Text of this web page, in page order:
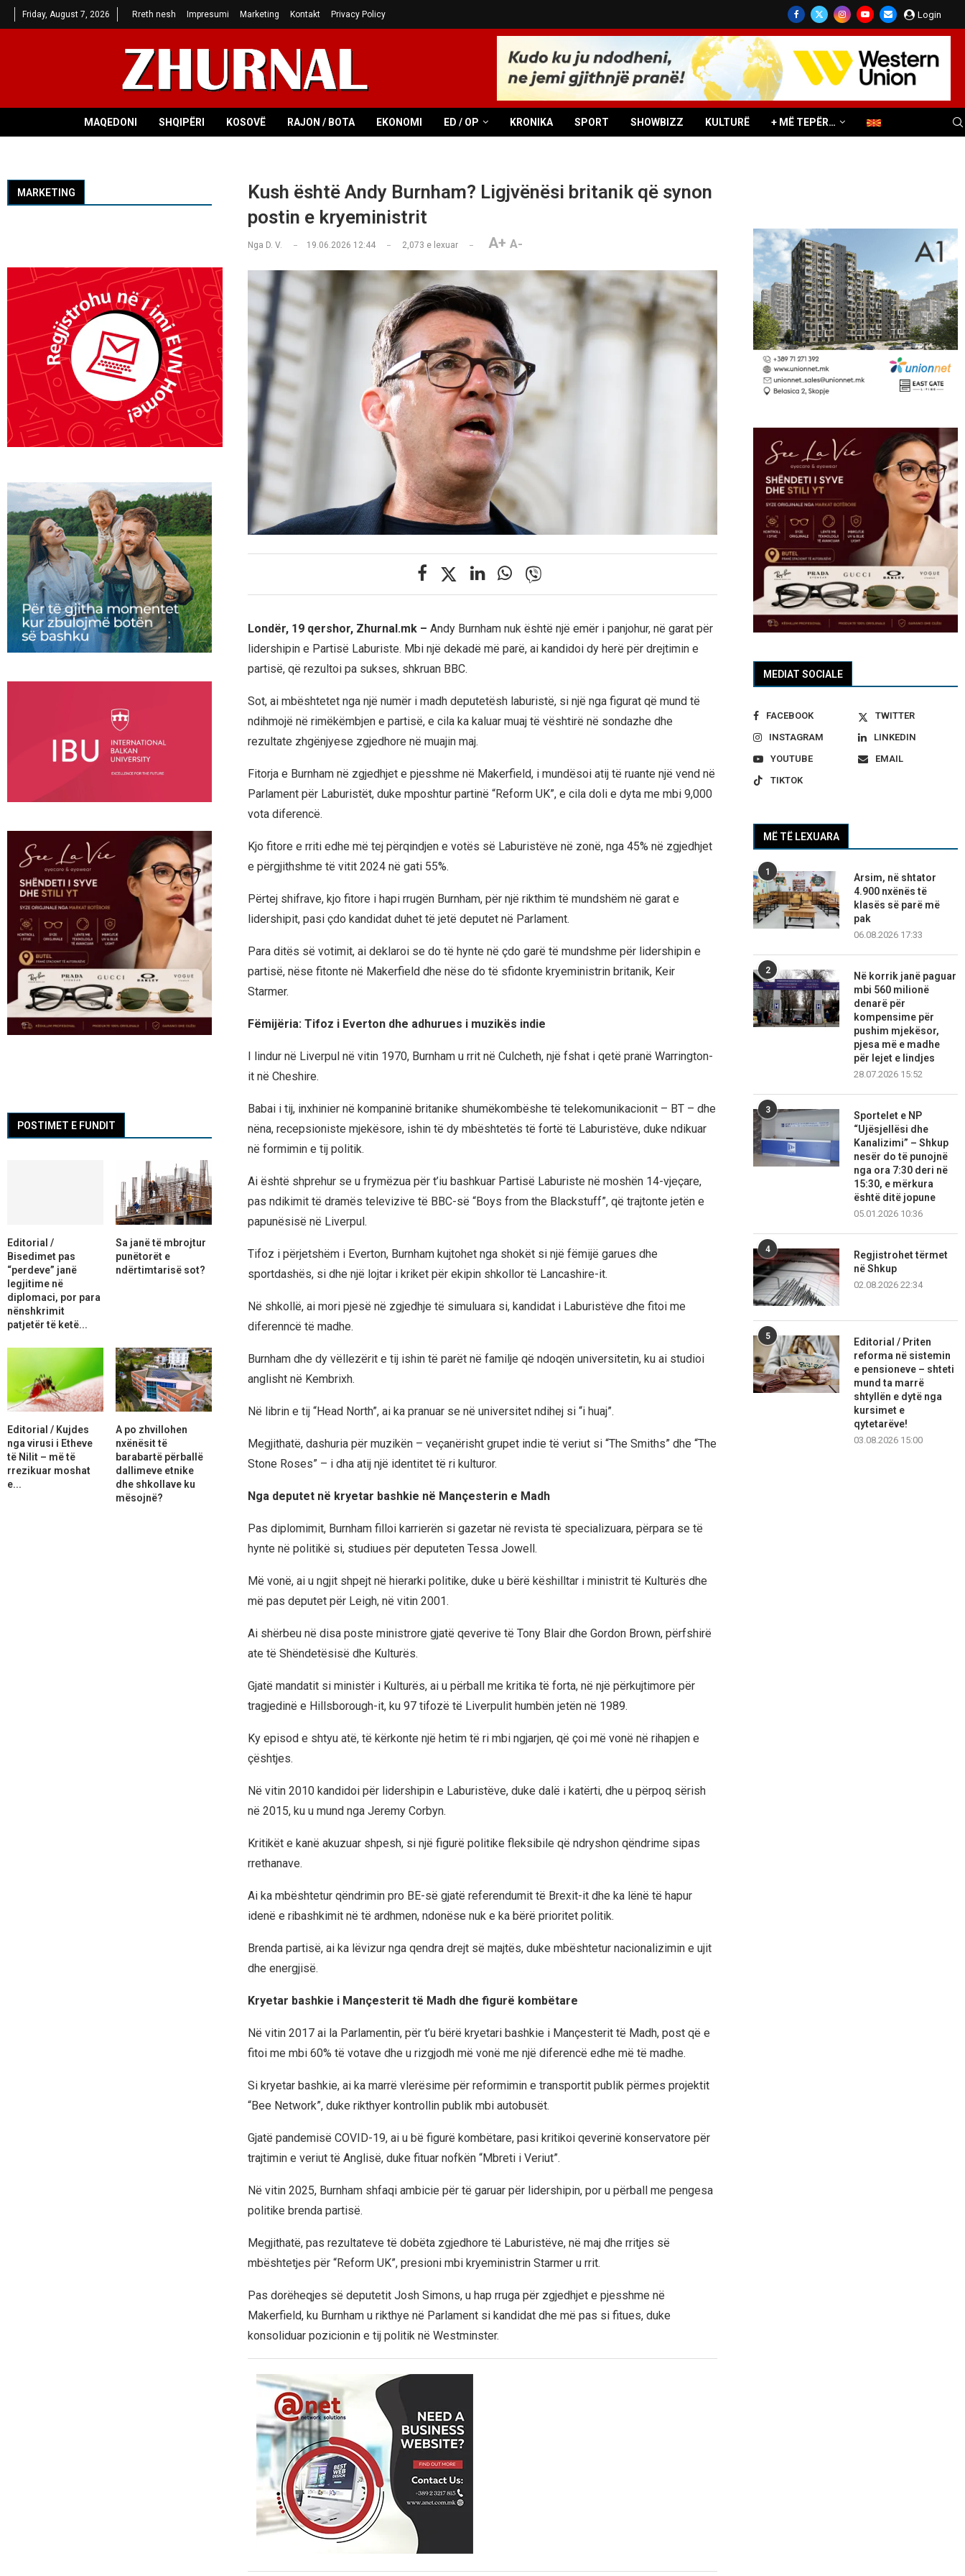
Friday, August 7, 2026 Rreth nesh Impresumi Marketing Kontakt Privacy Policy Login
MAQEDONI SHQIPËRI KOSOVË RAJON / BOTA EKONOMI ED / OP KRONIKA SPORT SHOWBIZZ KULTURË + MË TEPËR…
Kush është Andy Burnham? Ligjvënësi britanik që synon
postin e kryeministrit
Nga D. V. 19.06.2026 12:44 2,073 e lexuar A+ A-
Londër, 19 qershor, Zhurnal.mk – Andy Burnham nuk është një emër i panjohur, në garat për
lidershipin e Partisë Laburiste. Mbi një dekadë më parë, ai kandidoi dy herë për drejtimin e
partisë, që rezultoi pa sukses, shkruan BBC.
Sot, ai mbështetet nga një numër i madh deputetësh laburistë, si një nga figurat që mund të
ndihmojë në rimëkëmbjen e partisë, e cila ka kaluar muaj të vështirë në sondazhe dhe
rezultate zhgënjyese zgjedhore në muajin maj.
Fitorja e Burnham në zgjedhjet e pjesshme në Makerfield, i mundësoi atij të ruante një vend në
Parlament për Laburistët, duke mposhtur partinë “Reform UK”, e cila doli e dyta me mbi 9,000
vota diferencë.
Kjo fitore e rriti edhe më tej përqindjen e votës së Laburistëve në zonë, nga 45% në zgjedhjet
e përgjithshme të vitit 2024 në gati 55%.
Përtej shifrave, kjo fitore i hapi rrugën Burnham, për një rikthim të mundshëm në garat e
lidershipit, pasi çdo kandidat duhet të jetë deputet në Parlament.
Para ditës së votimit, ai deklaroi se do të hynte në çdo garë të mundshme për lidershipin e
partisë, nëse fitonte në Makerfield dhe nëse do të sfidonte kryeministrin britanik, Keir
Starmer.
Fëmijëria: Tifoz i Everton dhe adhurues i muzikës indie
I lindur në Liverpul në vitin 1970, Burnham u rrit në Culcheth, një fshat i qetë pranë Warrington-
it në Cheshire.
Babai i tij, inxhinier në kompaninë britanike shumëkombëshe të telekomunikacionit – BT – dhe
nëna, recepsioniste mjekësore, ishin të dy mbështetës të fortë të Laburistëve, duke ndikuar
në formimin e tij politik.
Ai është shprehur se u frymëzua për t’iu bashkuar Partisë Laburiste në moshën 14-vjeçare,
pas ndikimit të dramës televizive të BBC-së “Boys from the Blackstuff”, që trajtonte jetën e
papunësisë në Liverpul.
Tifoz i përjetshëm i Everton, Burnham kujtohet nga shokët si një fëmijë garues dhe
sportdashës, si dhe një lojtar i kriket për ekipin shkollor të Lancashire-it.
Në shkollë, ai mori pjesë në zgjedhje të simuluara si, kandidat i Laburistëve dhe fitoi me
diferenncë të madhe.
Burnham dhe dy vëllezërit e tij ishin të parët në familje që ndoqën universitetin, ku ai studioi
anglisht në Kembrixh.
Në librin e tij “Head North”, ai ka pranuar se në universitet ndihej si “i huaj”.
Megjithatë, dashuria për muzikën – veçanërisht grupet indie të veriut si “The Smiths” dhe “The
Stone Roses” – i dha atij një identitet të ri kulturor.
Nga deputet në kryetar bashkie në Mançesterin e Madh
Pas diplomimit, Burnham filloi karrierën si gazetar në revista të specializuara, përpara se të
hynte në politikë si, studiues për deputeten Tessa Jowell.
Më vonë, ai u ngjit shpejt në hierarki politike, duke u bërë këshilltar i ministrit të Kulturës dhe
më pas deputet për Leigh, në vitin 2001.
Ai shërbeu në disa poste ministrore gjatë qeverive të Tony Blair dhe Gordon Brown, përfshirë
ate të Shëndetësisë dhe Kulturës.
Gjatë mandatit si ministër i Kulturës, ai u përball me kritika të forta, në një përkujtimore për
tragjedinë e Hillsborough-it, ku 97 tifozë të Liverpulit humbën jetën në 1989.
Ky episod e shtyu atë, të kërkonte një hetim të ri mbi ngjarjen, që çoi më vonë në rihapjen e
çështjes.
Në vitin 2010 kandidoi për lidershipin e Laburistëve, duke dalë i katërti, dhe u përpoq sërish
në 2015, ku u mund nga Jeremy Corbyn.
Kritikët e kanë akuzuar shpesh, si një figurë politike fleksibile që ndryshon qëndrime sipas
rrethanave.
Ai ka mbështetur qëndrimin pro BE-së gjatë referendumit të Brexit-it dhe ka lënë të hapur
idenë e ribashkimit në të ardhmen, ndonëse nuk e ka bërë prioritet politik.
Brenda partisë, ai ka lëvizur nga qendra drejt së majtës, duke mbështetur nacionalizimin e ujit
dhe energjisë.
Kryetar bashkie i Mançesterit të Madh dhe figurë kombëtare
Në vitin 2017 ai la Parlamentin, për t’u bërë kryetari bashkie i Mançesterit të Madh, post që e
fitoi me mbi 60% të votave dhe u rizgjodh më vonë me një diferencë edhe më të madhe.
Si kryetar bashkie, ai ka marrë vlerësime për reformimin e transportit publik përmes projektit
“Bee Network”, duke rikthyer kontrollin publik mbi autobusët.
Gjatë pandemisë COVID-19, ai u bë figurë kombëtare, pasi kritikoi qeverinë konservatore për
trajtimin e veriut të Anglisë, duke fituar nofkën “Mbreti i Veriut”.
Në vitin 2025, Burnham shfaqi ambicie për të garuar për lidershipin, por u përball me pengesa
politike brenda partisë.
Megjithatë, pas rezultateve të dobëta zgjedhore të Laburistëve, në maj dhe rritjes së
mbështetjes për “Reform UK”, presioni mbi kryeministrin Starmer u rrit.
Pas dorëheqjes së deputetit Josh Simons, u hap rruga për zgjedhjet e pjesshme në
Makerfield, ku Burnham u rikthye në Parlament si kandidat dhe më pas si fitues, duke
konsoliduar pozicionin e tij politik në Westminster.
MEDIAT SOCIALE
FACEBOOK
TWITTER
INSTAGRAM
LINKEDIN
YOUTUBE
EMAIL
TIKTOK
MË TË LEXUARA
1
Arsim, në shtator
4.900 nxënës të
klasës së parë më
pak
06.08.2026 17:33
2
Në korrik janë paguar
mbi 560 milionë
denarë për
kompensime për
pushim mjekësor,
pjesa më e madhe
për lejet e lindjes
28.07.2026 15:52
3
Sportelet e NP
“Ujësjellësi dhe
Kanalizimi” – Shkup
nesër do të punojnë
nga ora 7:30 deri në
15:30, e mërkura
është ditë jopune
05.01.2026 10:36
4
Regjistrohet tërmet
në Shkup
02.08.2026 22:34
5
Editorial / Priten
reforma në sistemin
e pensioneve – shteti
mund ta marrë
shtyllën e dytë nga
kursimet e
qytetarëve!
03.08.2026 15:00
MARKETING
POSTIMET E FUNDIT
Editorial /
Bisedimet pas
“perdeve” janë
legjitime në
diplomaci, por para
nënshkrimit
patjetër të ketë...
Sa janë të mbrojtur
punëtorët e
ndërtimtarisë sot?
Editorial / Kujdes
nga virusi i Etheve
të Nilit – më të
rrezikuar moshat
e...
A po zhvillohen
nxënësit të
barabartë përballë
dallimeve etnike
dhe shkollave ku
mësojnë?